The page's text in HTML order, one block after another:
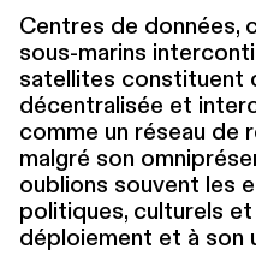
Centres de données,
sous-marins
satellites constituent
décen­tral­isée et
comme un réseau de
malgré son
oublions souvent les
politiques, culturels
déploiement et à son